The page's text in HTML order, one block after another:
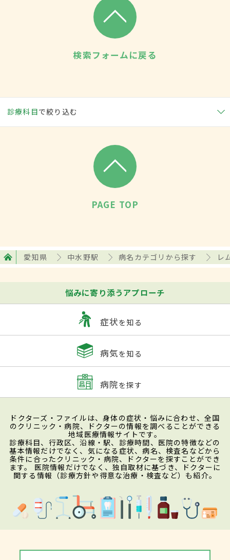
検索フォームに戻る
診療科目で絞り込む
PAGE TOP
愛知県 中水野駅 病名カテゴリから探す レ
悩みに寄り添うアプローチ
症状を知る
病気を知る
病院を探す
ドクターズ・ファイルは、身体の症状・悩みに合わせ、全国
のクリニック・病院、ドクターの情報を調べることができる
地域医療情報サイトです。
診療科目、行政区、沿線・駅、診療時間、医院の特徴などの
基本情報だけでなく、気になる症状、病名、検査名などから
条件に合ったクリニック・病院、ドクターを探すことができ
ます。 医院情報だけでなく、独自取材に基づき、ドクターに
関する情報（診療方針や得意な治療・検査など）も紹介。